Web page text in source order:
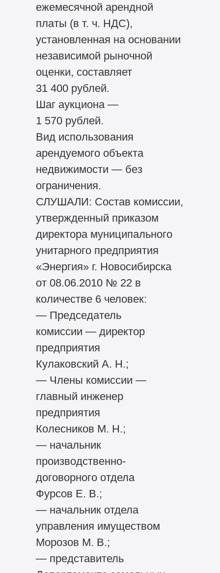
ежемесячной арендной
платы (в т. ч. НДС),
установленная на основании
независимой рыночной
оценки, составляет
31 400 рублей.
Шаг аукциона —
1 570 рублей.
Вид использования
арендуемого объекта
недвижимости — без
ограничения.
СЛУШАЛИ: Состав комиссии,
утвержденный приказом
директора муниципального
унитарного предприятия
«Энергия» г. Новосибирска
от 08.06.2010 № 22 в
количестве 6 человек:
— Председатель
комиссии — директор
предприятия
Кулаковский А. Н.;
— Члены комиссии —
главный инженер
предприятия
Колесников М. Н.;
— начальник
производственно-
договорного отдела
Фурсов Е. В.;
— начальник отдела
управления имуществом
Морозов М. В.;
— представитель